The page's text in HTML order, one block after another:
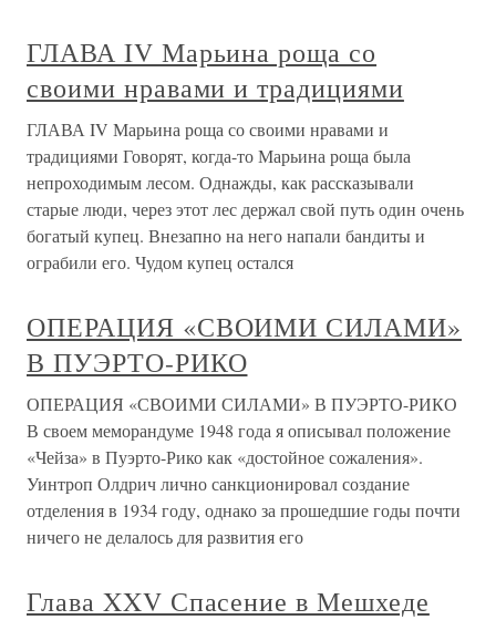
ГЛАВА IV Марьина роща со
своими нравами и традициями
ГЛАВА IV Марьина роща со своими нравами и
традициями Говорят, когда-то Марьина роща была
непроходимым лесом. Однажды, как рассказывали
старые люди, через этот лес держал свой путь один очень
богатый купец. Внезапно на него напали бандиты и
ограбили его. Чудом купец остался
ОПЕРАЦИЯ «СВОИМИ СИЛАМИ»
В ПУЭРТО-РИКО
ОПЕРАЦИЯ «СВОИМИ СИЛАМИ» В ПУЭРТО-РИКО
В своем меморандуме 1948 года я описывал положение
«Чейза» в Пуэрто-Рико как «достойное сожаления».
Уинтроп Олдрич лично санкционировал создание
отделения в 1934 году, однако за прошедшие годы почти
ничего не делалось для развития его
Глава XXV Спасение в Мешхеде